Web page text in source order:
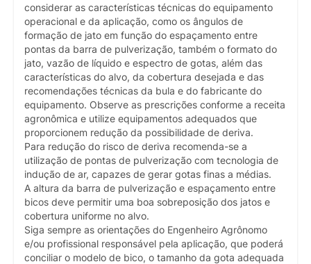
considerar as características técnicas do equipamento
operacional e da aplicação, como os ângulos de
formação de jato em função do espaçamento entre
pontas da barra de pulverização, também o formato do
jato, vazão de líquido e espectro de gotas, além das
características do alvo, da cobertura desejada e das
recomendações técnicas da bula e do fabricante do
equipamento. Observe as prescrições conforme a receita
agronômica e utilize equipamentos adequados que
proporcionem redução da possibilidade de deriva.
Para redução do risco de deriva recomenda-se a
utilização de pontas de pulverização com tecnologia de
indução de ar, capazes de gerar gotas finas a médias.
A altura da barra de pulverização e espaçamento entre
bicos deve permitir uma boa sobreposição dos jatos e
cobertura uniforme no alvo.
Siga sempre as orientações do Engenheiro Agrônomo
e/ou profissional responsável pela aplicação, que poderá
conciliar o modelo de bico, o tamanho da gota adequada